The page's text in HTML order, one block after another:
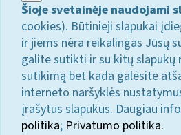
Šioje svetainėje naudojami
cookies). Būtinieji slapukai
ir jiems nėra reikalingas Jūsų
galite sutikti ir su kitų slapukų
sutikimą bet kada galėsite
interneto naršyklės
įrašytus slapukus. Daugiau
politika; Privatumo politika.